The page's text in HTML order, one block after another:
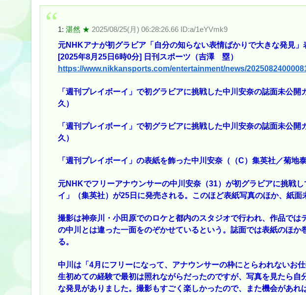
1: 湛然 ★ 2025/08/25(月) 06:28:26.66 ID:a/1eYVmk9
元NHKアナが初グラビア「自分の知らない表情ばかりで大きな発見
[2025年8月25日6時0分] 日刊スポーツ（吉澤 塁）
https://www.nikkansports.com/entertainment/news/
「週刊プレイボーイ」で初グラビアに挑戦した中川安奈の誌面未公
久）
「週刊プレイボーイ」で初グラビアに挑戦した中川安奈の誌面未公
久）
「週刊プレイボーイ」の表紙を飾った中川安奈（（C）集英社／菊地泰
元NHKでフリーアナウンサーの中川安奈（31）が初グラビアに挑戦
イ」（集英社）が25日に発売される。このほど表紙写真のほか、紙面
撮影は神奈川・小田原でのロケと都内のスタジオで行われ、作品では
の中川とは違った一面をのぞかせているという。誌面では表紙のほか
る。
中川は「4月にフリーになって、アナウンサーの枠にとらわれないお
生初めての経験で最初は照れながらだったのですが、写真を見たら自
な発見がありました。撮影もすごく楽しかったので、また機会があれ